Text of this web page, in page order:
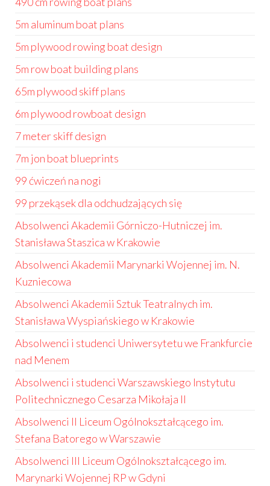
5m aluminum boat plans
5m plywood rowing boat design
5m row boat building plans
65m plywood skiff plans
6m plywood rowboat design
7 meter skiff design
7m jon boat blueprints
99 ćwiczeń na nogi
99 przekąsek dla odchudzających się
Absolwenci Akademii Górniczo-Hutniczej im.
Stanisława Staszica w Krakowie
Absolwenci Akademii Marynarki Wojennej im. N.
Kuzniecowa
Absolwenci Akademii Sztuk Teatralnych im.
Stanisława Wyspiańskiego w Krakowie
Absolwenci i studenci Uniwersytetu we Frankfurcie
nad Menem
Absolwenci i studenci Warszawskiego Instytutu
Politechnicznego Cesarza Mikołaja II
Absolwenci II Liceum Ogólnokształcącego im.
Stefana Batorego w Warszawie
Absolwenci III Liceum Ogólnokształcącego im.
Marynarki Wojennej RP w Gdyni